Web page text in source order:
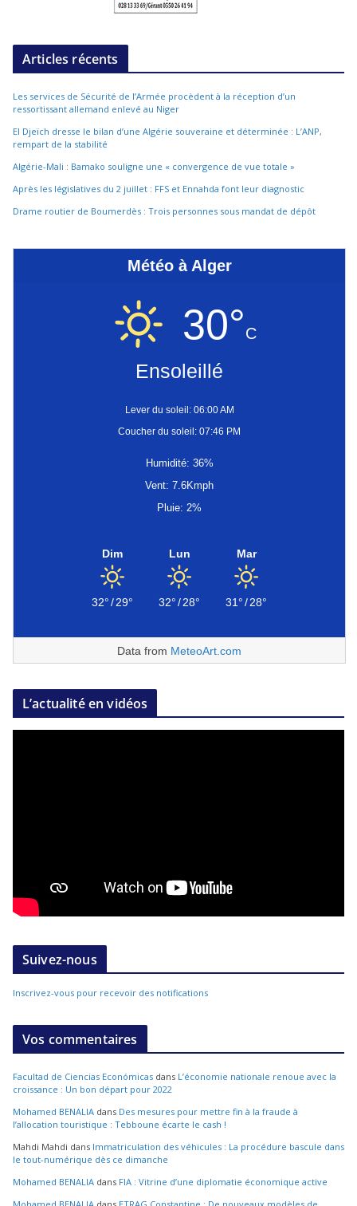
Articles récents
Les services de Sécurité de l’Armée procèdent à la réception d’un
ressortissant allemand enlevé au Niger
El Djeïch dresse le bilan d’une Algérie souveraine et déterminée : L’ANP,
rempart de la stabilité
Algérie-Mali : Bamako souligne une « convergence de vue totale »
Après les législatives du 2 juillet : FFS et Ennahda font leur diagnostic
Drame routier de Boumerdès : Trois personnes sous mandat de dépôt
Météo à Alger
30°C
Ensoleillé
Lever du soleil: 06:00 AM
Coucher du soleil: 07:46 PM
Humidité: 36%
Vent: 7.6Kmph
Pluie: 2%
Dim
32°/29°
Lun
32°/28°
Mar
31°/28°
Data from MeteoArt.com
L’actualité en vidéos
Suivez-nous
Inscrivez-vous pour recevoir des notifications
Vos commentaires
Facultad de Ciencias Económicas dans L’économie nationale renoue avec la
croissance : Un bon départ pour 2022
Mohamed BENALIA dans Des mesures pour mettre fin à la fraude à
l’allocation touristique : Tebboune écarte le cash !
Mahdi Mahdi dans Immatriculation des véhicules : La procédure bascule dans
le tout-numérique dès ce dimanche
Mohamed BENALIA dans FIA : Vitrine d’une diplomatie économique active
Mohamed BENALIA dans ETRAG Constantine : De nouveaux modèles de